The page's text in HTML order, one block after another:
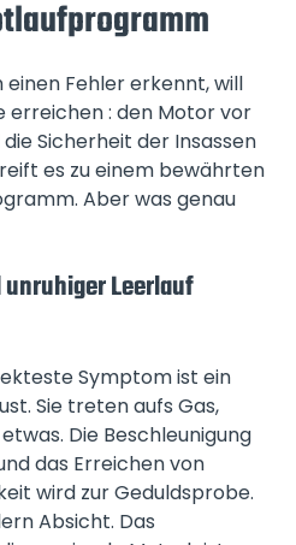
einen Fehler erkennt, will
erreichen : den Motor vor
Sicherheit der Insassen
es zu einem bewährten
Aber was genau
Leerlauf
Symptom ist ein
Sie treten aufs Gas,
Die Beschleunigung
das Erreichen von
wird zur Geduldsprobe.
Absicht. Das